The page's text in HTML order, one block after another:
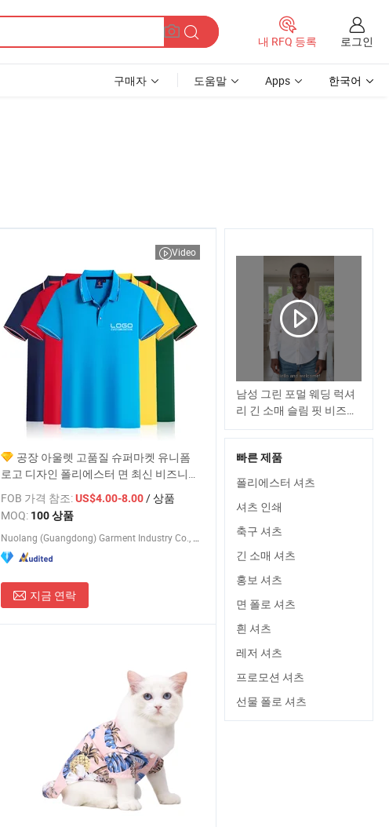
내 RFQ 등록 로그인
구매자 도움말 Apps 한국어
Video
공장 아울렛 고품질 슈퍼마켓 유니폼
로고 디자인 폴리에스터 면 최신 비즈니스
프로모션 작업복 선물 회사 유니폼 폴로
셔츠 작업복
FOB 가격 참조:US$4.00-8.00/ 상품
MOQ: 100 상품
지금 연락
남성 그린 포멀 웨딩 럭셔
리 긴 소매 슬림 핏 비즈니
스 캐주얼 셔츠 가을 선물
빠른 제품
폴리에스터 셔츠
셔츠 인쇄
축구 셔츠
긴 소매 셔츠
홍보 셔츠
면 폴로 셔츠
흰 셔츠
레저 셔츠
프로모션 셔츠
선물 폴로 셔츠